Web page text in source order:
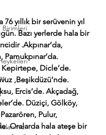
Birimleri
76 yıllık bir serüvenin yıl
Bazı yerlerde hala bir
.Akpınar’da,
Pamukpınar’da.
Kepirtepe, Dicle’de.
,Beşikdüzü’nde.
Ercis’de. Akçadağ,
Düziçi, Gölköy,
Pulur,
Oralarda hala ateşe bir